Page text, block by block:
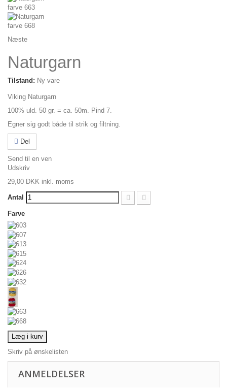
Næste
Naturgarn
Tilstand: Ny vare
Viking Naturgarn
100% uld. 50 gr. = ca. 50m. Pind 7.
Egner sig godt både til strik og filtning.
Del
Send til en ven
Udskriv
29,00 DKK inkl. moms
Antal
Farve
Læg i kurv
Skriv på ønskelisten
ANMELDELSER